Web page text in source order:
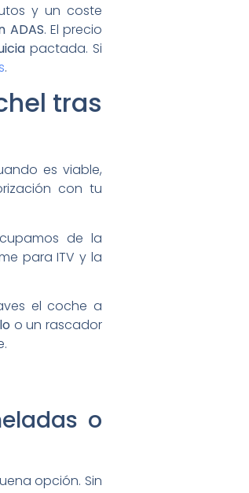
y un coste
ADAS. El precio
pactada. Si
.
tras
es viable,
con tu
de la
para ITV y la
el coche a
o un rascador
o
opción. Sin